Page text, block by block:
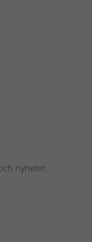
nyheter.